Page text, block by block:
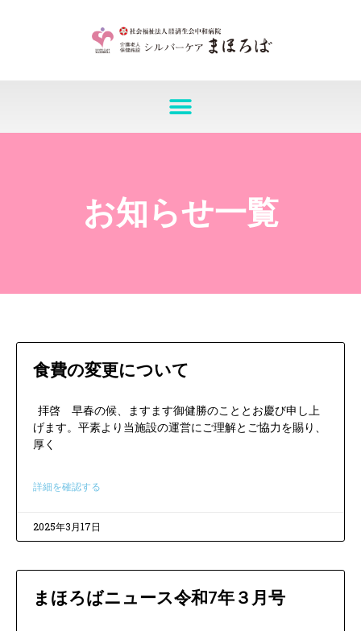
お知らせ一覧
食費の変更について
拝啓 早春の候、ますます御健勝のこととお慶び申し上
げます。平素より当施設の運営にご理解とご協力を賜り、
厚く
詳細を確認する
2025年3月17日
まほろばニュース令和7年３月号